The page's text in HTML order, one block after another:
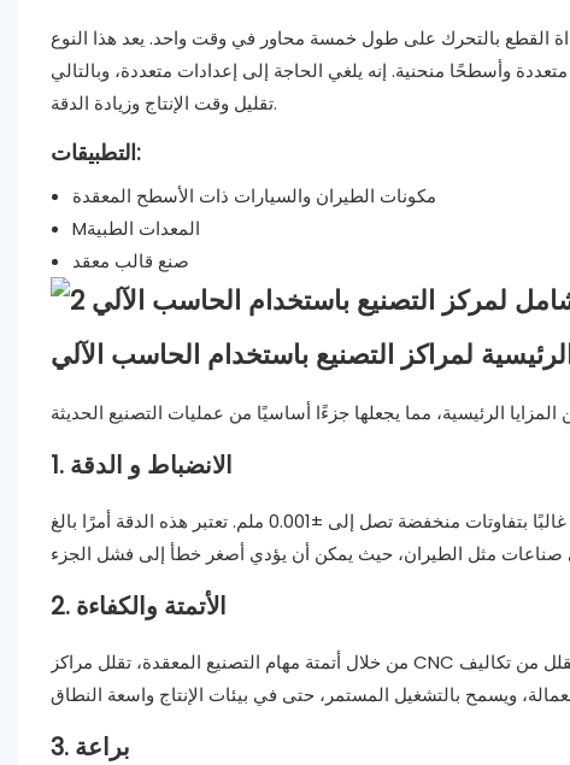
القطع بالتحرك على طول خمسة محاور في وقت واحد. يعد هذا النوع
وأسطحًا منحنية. إنه يلغي الحاجة إلى إعدادات متعددة، وبالتالي
تقليل وقت الإنتاج وزيادة الدقة.
التطبيقات:
مكونات الطيران والسيارات ذات الأسطح المعقدة
Mالمعدات الطبية
صنع قالب معقد
الرئيسية لمراكز التصنيع باستخدام الحاسب الآلي
1. الانضباط و الدقة
توفر مراكز التصنيع باستخدام الحاسب الآلي قطعًا دقيقة بشكل لا يصدق، غالبًا بتفاوتات منخفضة تصل إلى ±0.001 ملم. تعتبر هذه الدقة أمرًا بالغ
2. الأتمتة والكفاءة
من خلال أتمتة مهام التصنيع المعقدة، تقلل مراكز CNC بشكل كبير من الحاجة إلى التدخل اليدوي. وهذا يزيد من سرعة الإنتاج، ويقلل من تكاليف
3. براعة